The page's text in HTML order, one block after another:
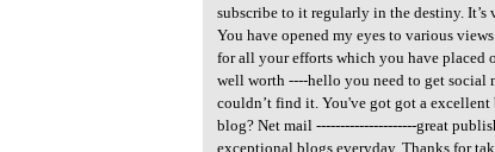
subscribe to it regularly in the destiny.
You have opened my eyes to various
for all your efforts which you have
well worth ----hello you need to get social
couldn’t find it. You've got got a
blog? Net mail ---------------------great
exceptional blogs everyday. Thanks for